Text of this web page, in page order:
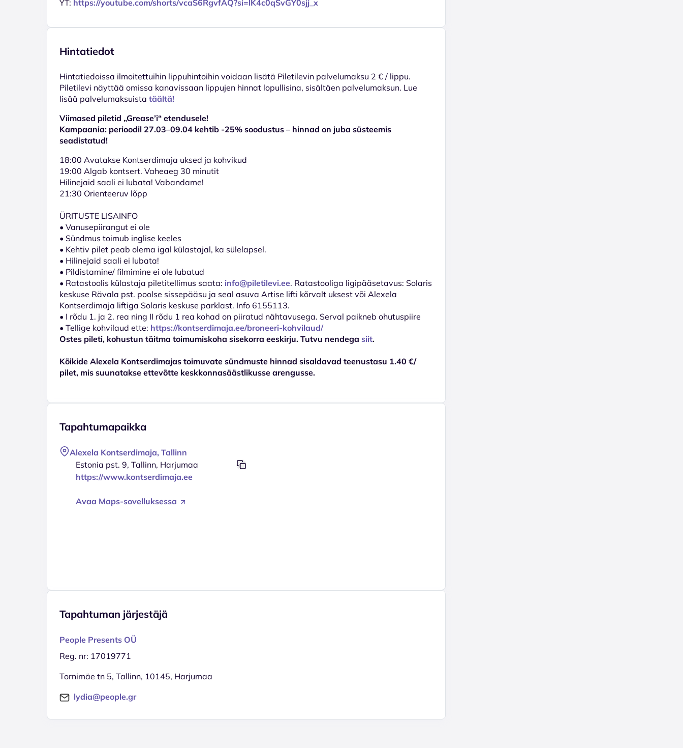
YT: https://youtube.com/shorts/vcaS6RgvfAQ?si=lK4c0qSvGY0sjj_x
Hintatiedot
Hinta­tiedoissa ilmoitettuihin lippuhintoihin voidaan lisätä Piletilevin palvelumaksu 2 € / lippu.
Piletilevi näyttää omissa kanavissaan lippujen hinnat lopullisina, sisältäen palvelumaksun. Lue
lisää palvelumaksuista täältä!
Viimased piletid „Grease’i“ etendusele!
Kampaania: perioodil 27.03–09.04 kehtib -25% soodustus – hinnad on juba süsteemis
seadistatud!
18:00 Avatakse Kontserdimaja uksed ja kohvikud
19:00 Algab kontsert. Vaheaeg 30 minutit
Hilinejaid saali ei lubata! Vabandame!
21:30 Orienteeruv lõpp
ÜRITUSTE LISAINFO
• Vanusepiirangut ei ole
• Sündmus toimub inglise keeles
• Kehtiv pilet peab olema igal külastajal, ka sülelapsel.
• Hilinejaid saali ei lubata!
• Pildistamine/ filmimine ei ole lubatud
• Ratastoolis külastaja piletitellimus saata: info@piletilevi.ee. Ratastooliga ligipääsetavus: Solaris
keskuse Rävala pst. poolse sissepääsu ja seal asuva Artise lifti kõrvalt uksest või Alexela
Kontserdimaja liftiga Solaris keskuse parklast. Info 6155113.
• I rõdu 1. ja 2. rea ning II rõdu 1 rea kohad on piiratud nähtavusega. Serval paikneb ohutuspiire
• Tellige kohvilaud ette: https://kontserdimaja.ee/broneeri-kohvilaud/
Ostes pileti, kohustun täitma toimumiskoha sisekorra eeskirju. Tutvu nendega siit.
Kõikide Alexela Kontserdimajas toimuvate sündmuste hinnad sisaldavad teenustasu 1.40 €/
pilet, mis suunatakse ettevõtte keskkonnasäästlikusse arengusse.
Tapahtumapaikka
Alexela Kontserdimaja, Tallinn
Estonia pst. 9, Tallinn, Harjumaa
https://www.kontserdimaja.ee
Avaa Maps-sovelluksessa
Tapahtuman järjestäjä
People Presents OÜ
Reg. nr: 17019771
Tornimäe tn 5, Tallinn, 10145, Harjumaa
lydia@people.gr